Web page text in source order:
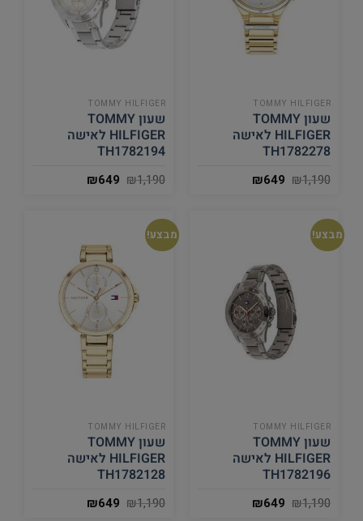
TOMMY HILFIGER
שעון TOMMY
HILFIGER לאישה
TH1782278
₪1,190
₪649
TOMMY HILFIGER
שעון TOMMY
HILFIGER לאישה
TH1782194
₪1,190
₪649
מבצע!
TOMMY HILFIGER
שעון TOMMY
HILFIGER לאישה
TH1782196
₪1,190
₪649
מבצע!
TOMMY HILFIGER
שעון TOMMY
HILFIGER לאישה
TH1782128
₪1,190
₪649